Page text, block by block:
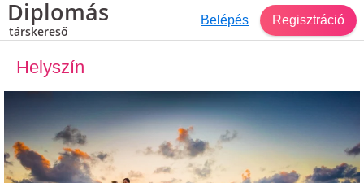
Diplomás
társkereső
Belépés Regisztráció
Helyszín